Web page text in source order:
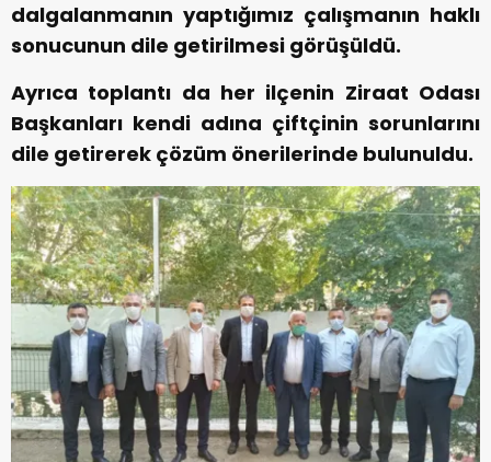
dalgalanmanın yaptığımız çalışmanın haklı
sonucunun dile getirilmesi görüşüldü.
Ayrıca toplantı da her ilçenin Ziraat Odası
Başkanları kendi adına çiftçinin sorunlarını
dile getirerek çözüm önerilerinde bulunuldu.